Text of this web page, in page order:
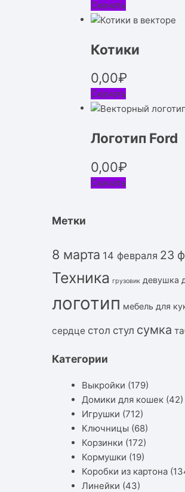
Скачать
Котики
0,00₽
Скачать
Логотип Ford
0,00₽
Скачать
Метки
8 марта 14 февраля 23
Техника грузовик девушка
логотип мебель для
сердце стол стул сумка
Категории
Выкройки (179)
Домики для кошек (42)
Игрушки (712)
Ключницы (68)
Корзинки (172)
Кормушки (19)
Коробки из картона
Линейки (43)